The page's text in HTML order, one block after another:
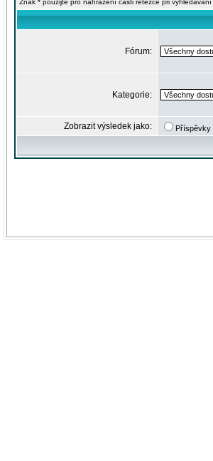
Znak * použijte pro nahrazení části řetězce při vyhledávání
Fórum:
Kategorie:
Zobrazit výsledek jako: Příspěvky